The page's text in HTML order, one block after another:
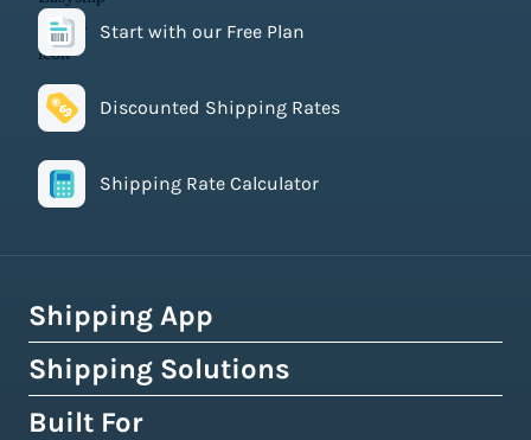
Start with our Free Plan
Discounted Shipping Rates
Shipping Rate Calculator
Shipping App
How Easyship Works
Multi-Carrier Shipping Software
Shipping Solutions
Global Fulfillment Network
Built For